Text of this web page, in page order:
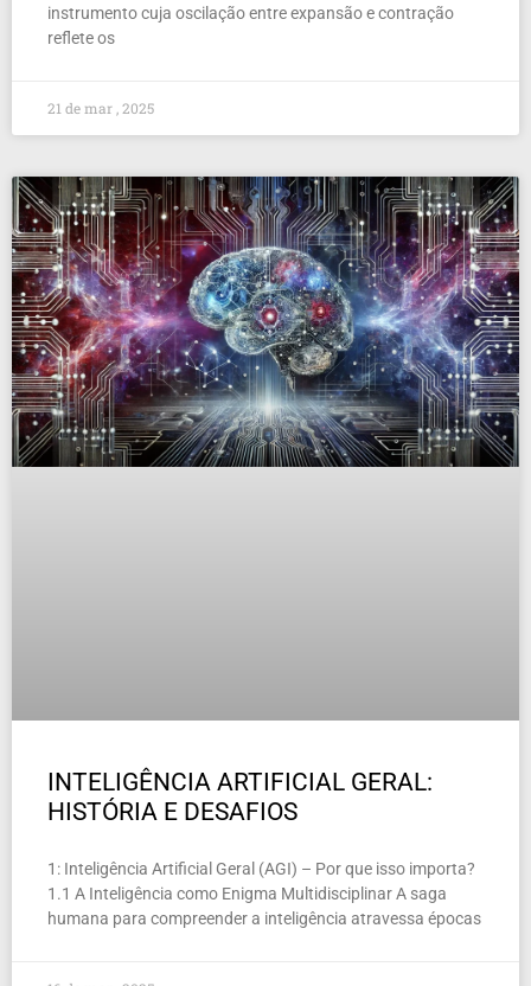
instrumento cuja oscilação entre expansão e contração
reflete os
21 de mar , 2025
INTELIGÊNCIA ARTIFICIAL GERAL:
HISTÓRIA E DESAFIOS
1: Inteligência Artificial Geral (AGI) – Por que isso importa?
1.1 A Inteligência como Enigma Multidisciplinar A saga
humana para compreender a inteligência atravessa épocas